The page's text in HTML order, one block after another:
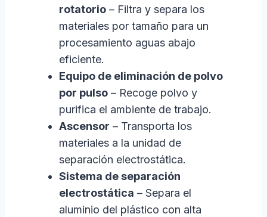
rotatorio– Filtra y separa los
materiales por tamaño para un
procesamiento aguas abajo
eficiente.
Equipo de eliminación de polvo
por pulso– Recoge polvo y
purifica el ambiente de trabajo.
Ascensor – Transporta los
materiales a la unidad de
separación electrostática.
Sistema de separación
electrostática – Separa el
aluminio del plástico con alta